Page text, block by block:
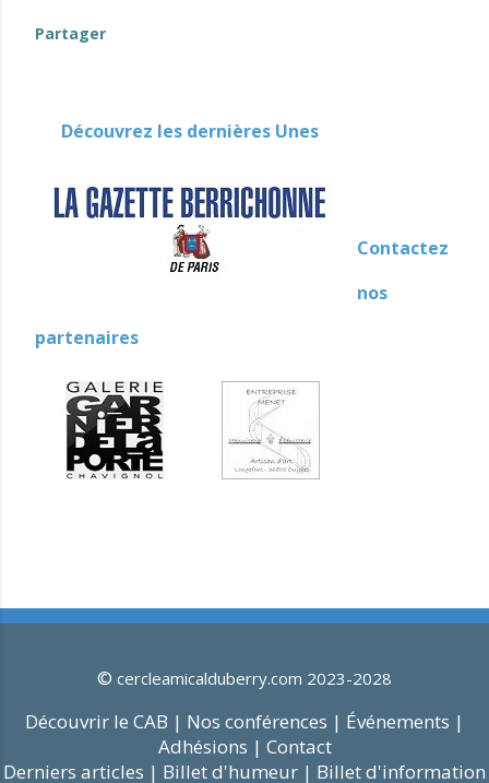
Partager
Découvrez les dernières Unes
Contactez
nos
partenaires
© cercleamicalduberry.com 2023-2028
Découvrir le CAB | Nos conférences | Événements |
Adhésions | Contact
Derniers articles | Billet d'humeur | Billet d'information